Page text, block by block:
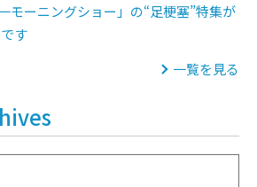
モーニングショー」の“足梗塞”特集が
す
一覧を見る